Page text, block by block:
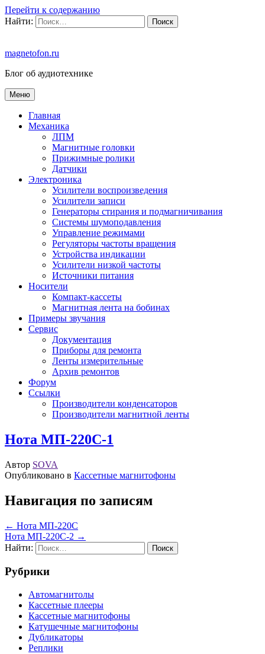
Перейти к содержанию
Найти:
magnetofon.ru
Блог об аудиотехнике
Меню
Главная
Механика
ЛПМ
Магнитные головки
Прижимные ролики
Датчики
Электроника
Усилители воспроизведения
Усилители записи
Генераторы стирания и подмагничивания
Системы шумоподавления
Управление режимами
Регуляторы частоты вращения
Устройства индикации
Усилители низкой частоты
Источники питания
Носители
Компакт-кассеты
Магнитная лента на бобинах
Примеры звучания
Сервис
Документация
Приборы для ремонта
Ленты измерительные
Архив ремонтов
Форум
Ссылки
Производители конденсаторов
Производители магнитной ленты
Нота МП-220С-1
Автор SOVA
Опубликовано в Кассетные магнитофоны
Навигация по записям
← Нота МП-220С
Нота МП-220С-2 →
Найти:
Рубрики
Автомагнитолы
Кассетные плееры
Кассетные магнитофоны
Катушечные магнитофоны
Дубликаторы
Реплики